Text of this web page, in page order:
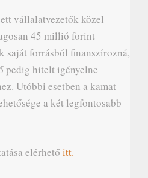
vállalatvezetők közel
45 millió forint
saját forrásból finanszírozná,
pedig hitelt igényelne
Utóbbi esetben a kamat
a két legfontosabb
elérhetőitt.